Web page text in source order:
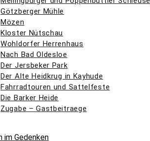
Götzberger Mühle
Mözen
Kloster Nütschau
Wohldorfer Herrenhaus
Nach Bad Oldesloe
Der Jersbeker Park
Der Alte Heidkrug in Kayhude
Fahrradtouren und Sattelfeste
Die Barker Heide
Zugabe – Gastbeitraege